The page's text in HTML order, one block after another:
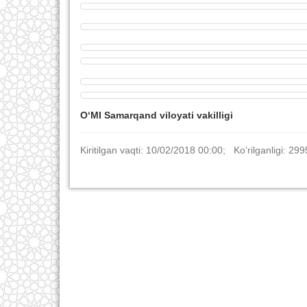
O‘MI Samarqand viloyati vakilligi
Kiritilgan vaqti: 10/02/2018 00:00; Ko‘rilganligi: